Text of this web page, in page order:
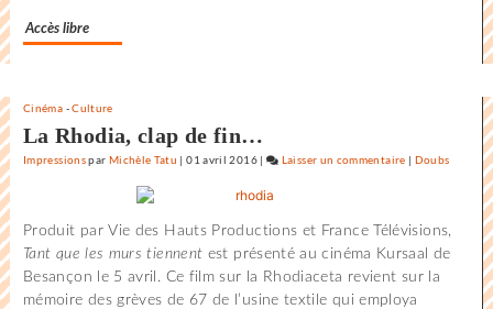
Accès libre
Cinéma -Culture
La Rhodia, clap de fin…
Impressionspar Michèle Tatu |01 avril 2016| Laisser un commentaire on
monde
au
Festival
international
| Doubs
Produit par Vie des Hauts Productions et France Télévisions,
Tant que les murs tiennent est présenté au cinéma Kursaal de
Besançon le 5 avril. Ce film sur la Rhodiaceta revient sur la
mémoire des grèves de 67 de l’usine textile qui employa